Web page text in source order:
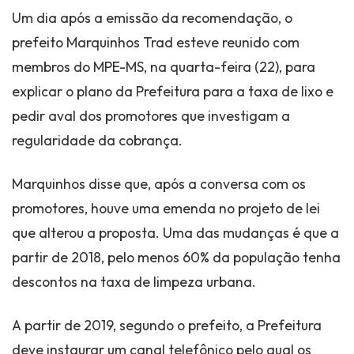
Um dia após a emissão da recomendação, o
prefeito Marquinhos Trad esteve reunido com
membros do MPE-MS, na quarta-feira (22), para
explicar o plano da Prefeitura para a taxa de lixo e
pedir aval dos promotores que investigam a
regularidade da cobrança.
Marquinhos disse que, após a conversa com os
promotores, houve uma emenda no projeto de lei
que alterou a proposta. Uma das mudanças é que a
partir de 2018, pelo menos 60% da população tenha
descontos na taxa de limpeza urbana.
A partir de 2019, segundo o prefeito, a Prefeitura
deve instaurar um canal telefônico pelo qual os